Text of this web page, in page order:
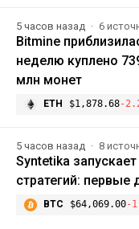
5 часов назад 6
Bitmine
неделю куплено
млн монет
ETH $1,878.68-
5 часов назад 8
Syntetika
стратегий:
BTC $64,069.00-